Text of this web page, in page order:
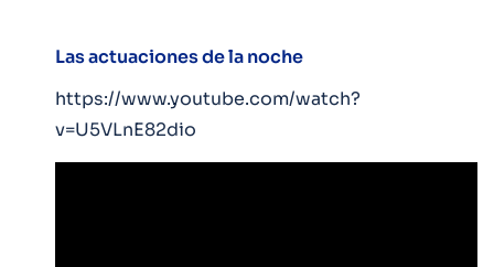
Las actuaciones de la noche
https://www.youtube.com/watch?
v=U5VLnE82dio